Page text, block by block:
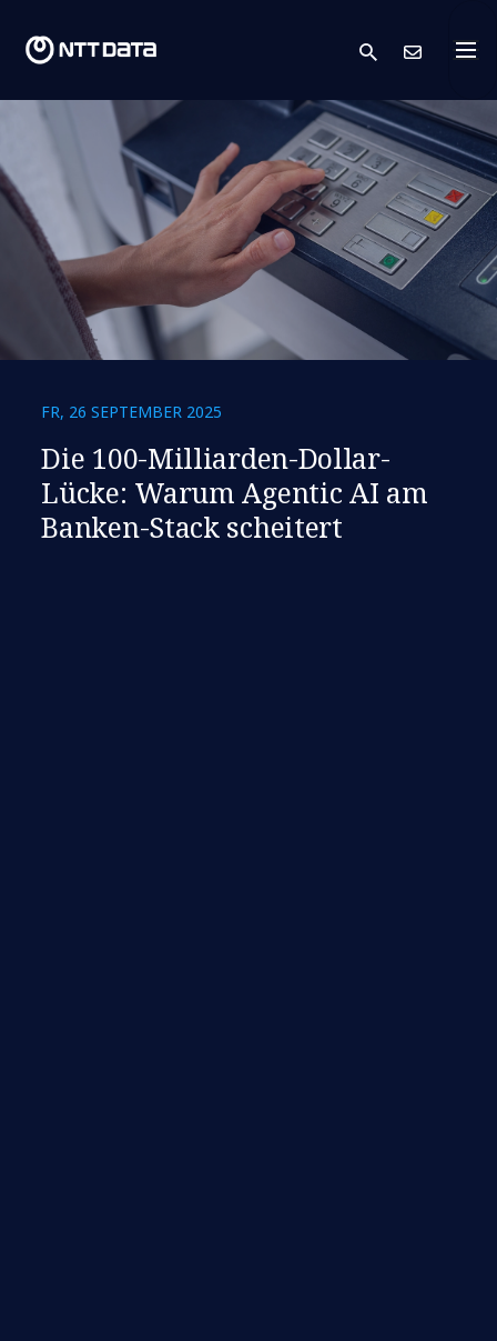
search
FR, 26 SEPTEMBER 2025
Die 100-Milliarden-Dollar-
Lücke: Warum Agentic AI am
Banken-Stack scheitert